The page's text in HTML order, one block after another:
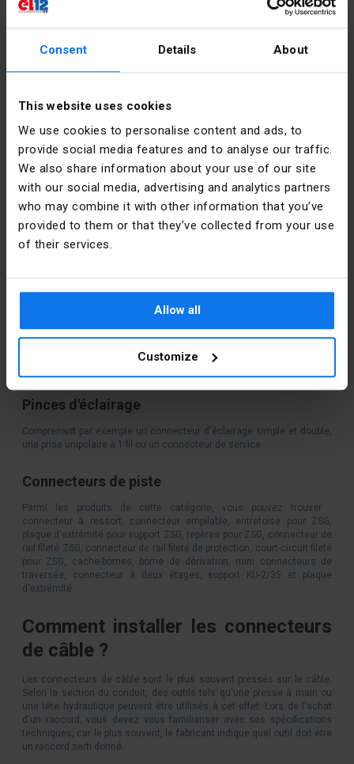
Consent Details About
This website uses cookies
We use cookies to personalise content and ads, to
provide social media features and to analyse our traffic.
We also share information about your use of our site
with our social media, advertising and analytics partners
who may combine it with other information that you’ve
provided to them or that they’ve collected from your use
of their services.
Allow all
Customize
connecteurs pour boîtiers d'installation, adaptateurs de montage,
cavalier transversal, ainsi que déconnexion et mesure connecteurs
avec prises de test isolées.
Bornes fusibles
coulissants avec isolation, une prise fusible de 5 mm de large avec un
fusibles d'appareils sans signalisation.
Raccords filetés
branche d'installation, une branche avec couvercle, un bornier
(12 trous), un bornier fileté (thermodurcissable, 10 mm2, 6 pistes), une
entretoise de segment annulaire, une vis de quincaillerie pour les
boîtes d'installation électrique, une branche plaque, connecteur
Connecteurs pour installations LED
L'offre el12.pl comprend : connecteurs pour bandes LED, connecteurs
d'angle avec câbles pour bandes LED, connecteurs pour alimentations
pour bandes LED, connecteurs rapides pour bandes LED, connecteur
Pinces d'éclairage
Comprenant par exemple un connecteur d'éclairage simple et double,
une prise unipolaire à 1 fil ou un connecteur de service.
Connecteurs de piste
Parmi les produits de cette catégorie, vous pouvez trouver :
connecteur à ressort, connecteur empilable, entretoise pour ZSG,
plaque d'extrémité pour support ZSG, repères pour ZSG, connecteur de
rail fileté ZSG, connecteur de rail fileté de protection, court-circuit fileté
pour ZSG, cache-bornes, borne de dérivation, mini connecteurs de
traversée, connecteur à deux étages, support KU-2/35 et plaque
d'extrémité.
Comment installer les connecteurs
de câble ?
Les connecteurs de câble sont le plus souvent pressés sur le câble.
Selon la section du conduit, des outils tels qu'une presse à main ou
une tête hydraulique peuvent être utilisés à cet effet. Lors de l'achat
d'un raccord, vous devez vous familiariser avec ses spécifications
techniques, car le plus souvent, le fabricant indique quel outil doit être
un raccord serti donné.